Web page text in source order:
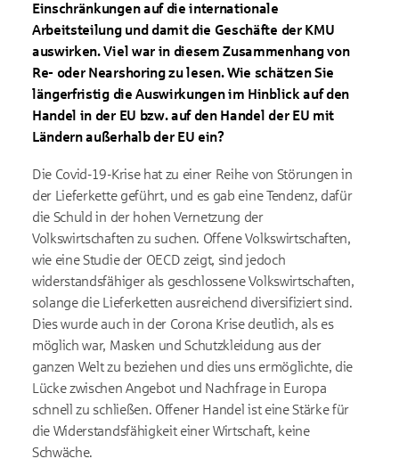
Einschränkungen auf die internationale
Arbeitsteilung und damit die Geschäfte der KMU
auswirken. Viel war in diesem Zusammenhang von
Re- oder Nearshoring zu lesen. Wie schätzen Sie
längerfristig die Auswirkungen im Hinblick auf den
Handel in der EU bzw. auf den Handel der EU mit
Ländern außerhalb der EU ein?
Die Covid-19-Krise hat zu einer Reihe von Störungen in
der Lieferkette geführt, und es gab eine Tendenz, dafür
die Schuld in der hohen Vernetzung der
Volkswirtschaften zu suchen. Offene Volkswirtschaften,
wie eine Studie der OECD zeigt, sind jedoch
widerstandsfähiger als geschlossene Volkswirtschaften,
solange die Lieferketten ausreichend diversifiziert sind.
Dies wurde auch in der Corona Krise deutlich, als es
möglich war, Masken und Schutzkleidung aus der
ganzen Welt zu beziehen und dies uns ermöglichte, die
Lücke zwischen Angebot und Nachfrage in Europa
schnell zu schließen. Offener Handel ist eine Stärke für
die Widerstandsfähigkeit einer Wirtschaft, keine
Schwäche.